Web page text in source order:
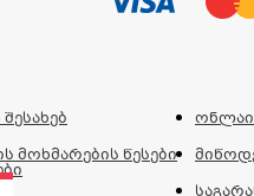
მოხმარების წესები